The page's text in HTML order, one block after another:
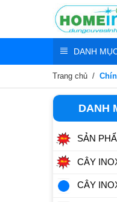
DANH
Trang chủ
DANH
SẢN
CÂY
CÂY